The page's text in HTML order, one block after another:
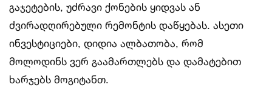
გაჯეტების, უძრავი ქონების ყიდვას ან
ძვირადღირებული რემონტის დაწყებას. ასეთი
ინვესტიციები, დიდია ალბათობა, რომ
მოლოდინს ვერ გაამართლებს და დამატებით
ხარჯებს მოგიტანთ.